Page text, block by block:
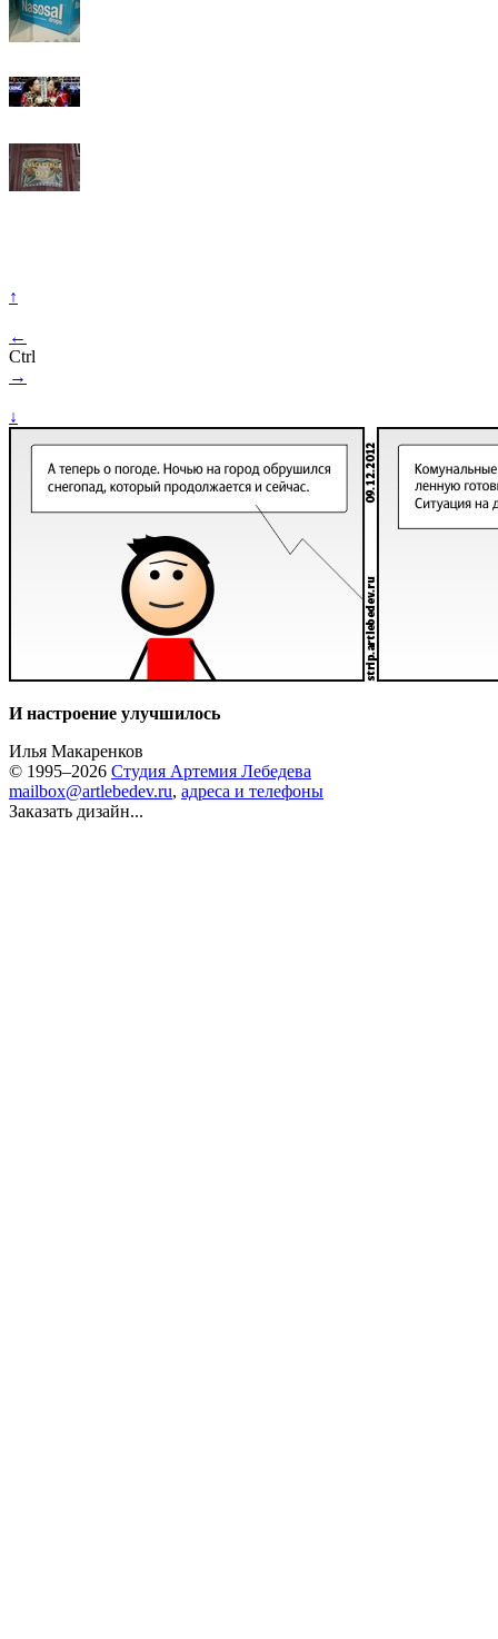
↑
←
Ctrl
→
↓
И настроение улучшилось
Илья Макаренков
© 1995–2026 Студия Артемия Лебедева
mailbox@artlebedev.ru, адреса и телефоны
Заказать дизайн...